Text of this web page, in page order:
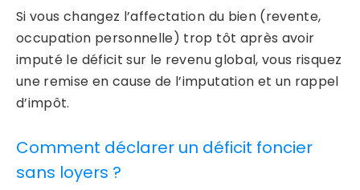
Si vous changez l’affectation du bien (revente,
occupation personnelle) trop tôt après avoir
imputé le déficit sur le revenu global, vous risquez
une remise en cause de l’imputation et un rappel
d’impôt.
Comment déclarer un déficit foncier
sans loyers ?